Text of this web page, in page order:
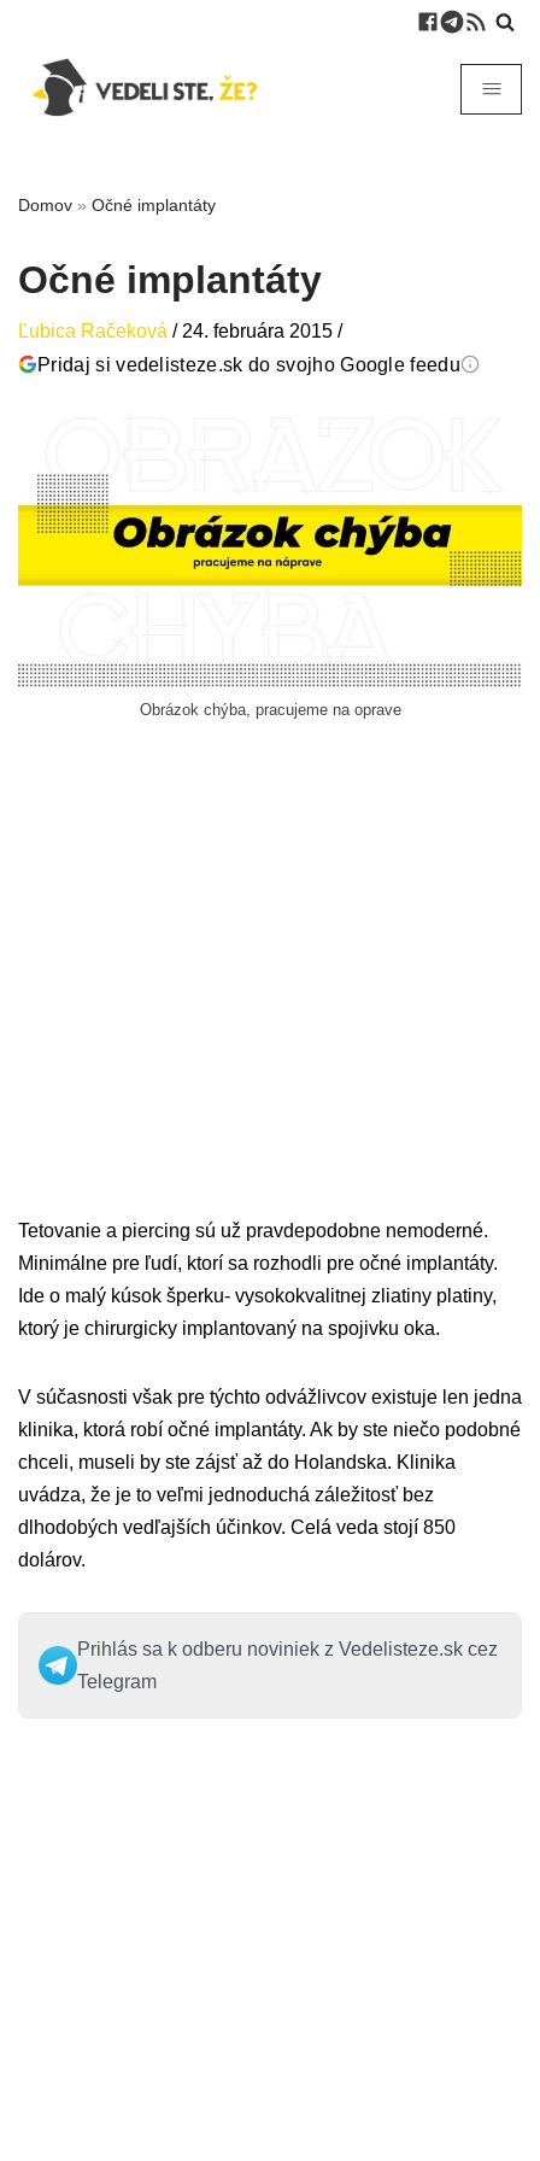
Domov » Očné implantáty
Očné implantáty
Ľubica Račeková / 24. februára 2015 /
Pridaj si vedelisteze.sk do svojho Google feedu
Obrázok chýba, pracujeme na oprave
Tetovanie a piercing sú už pravdepodobne nemoderné.
Minimálne pre ľudí, ktorí sa rozhodli pre očné implantáty.
Ide o malý kúsok šperku- vysokokvalitnej zliatiny platiny,
ktorý je chirurgicky implantovaný na spojivku oka.
V súčasnosti však pre týchto odvážlivcov existuje len jedna
klinika, ktorá robí očné implantáty. Ak by ste niečo podobné
chceli, museli by ste zájsť až do Holandska. Klinika
uvádza, že je to veľmi jednoduchá záležitosť bez
dlhodobých vedľajších účinkov. Celá veda stojí 850
dolárov.
Prihlás sa k odberu noviniek z Vedelisteze.sk cez
Telegram